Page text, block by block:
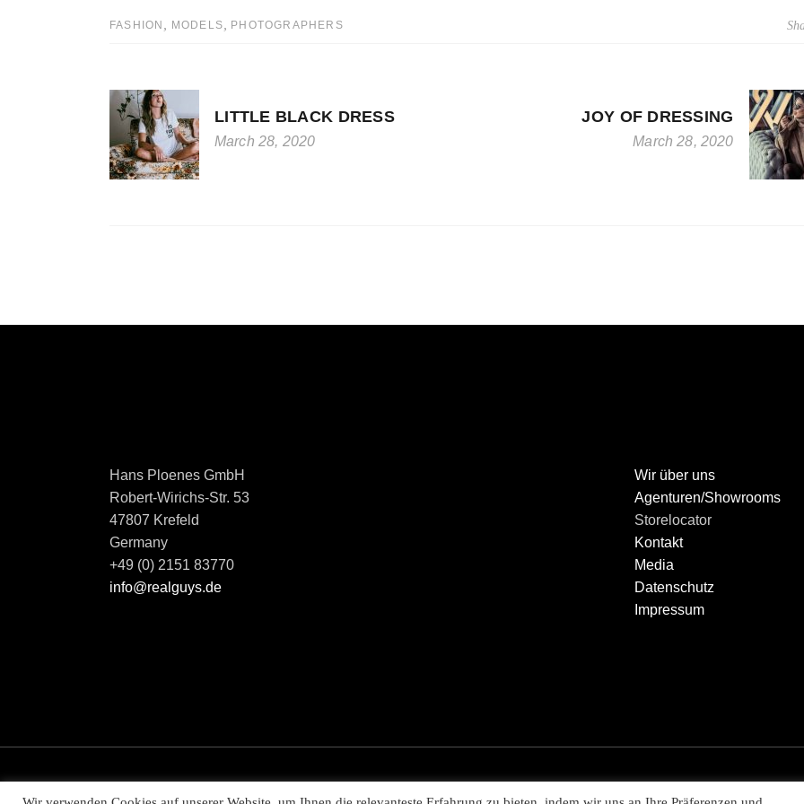
FASHION MODELS PHOTOGRAPHERS
LITTLE BLACK DRESS
March 28, 2020
JOY OF DRESSING
March 28, 2020
Hans Ploenes GmbH
Robert-Wirichs-Str. 53
47807 Krefeld
Germany
+49 (0) 2151 83770
info@realguys.de
Wir über uns
Agenturen/Showrooms
Storelocator
Kontakt
Media
Datenschutz
Impressum